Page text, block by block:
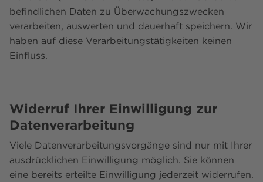
befindlichen Daten zu Überwachungszwecken
verarbeiten, auswerten und dauerhaft speichern. Wir
haben auf diese Verarbeitungstätigkeiten keinen
Einfluss.
Widerruf Ihrer Einwilligung zur
Datenverarbeitung
Viele Datenverarbeitungsvorgänge sind nur mit Ihrer
ausdrücklichen Einwilligung möglich. Sie können
eine bereits erteilte Einwilligung jederzeit widerrufen.